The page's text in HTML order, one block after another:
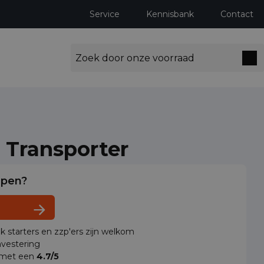
Service Kennisbank Contact
starters en zzp'ers zijn welkom
een 4.7/5